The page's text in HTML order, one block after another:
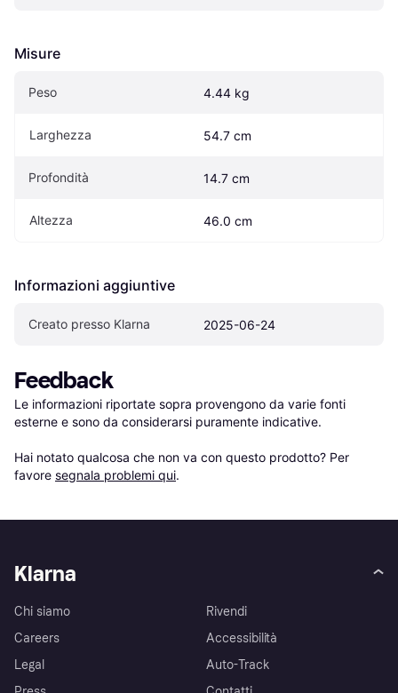
Misure
Peso 4.44 kg
Larghezza 54.7 cm
Profondità 14.7 cm
Altezza 46.0 cm
Informazioni aggiuntive
Creato presso Klarna 2025-06-24
Feedback
Le informazioni riportate sopra provengono da varie fonti
esterne e sono da considerarsi puramente indicative.
Hai notato qualcosa che non va con questo prodotto? Per
favore segnala problemi qui.
Klarna
Chi siamo
Careers
Legal
Rivendi
Accessibilità
Auto-Track